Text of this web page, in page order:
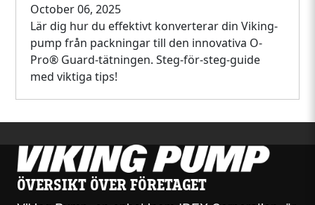
October 06, 2025
Lär dig hur du effektivt konverterar din Viking-
pump från packningar till den innovativa O-
Pro® Guard-tätningen. Steg-för-steg-guide
med viktiga tips!
ÖVERSIKT ÖVER FÖRETAGET